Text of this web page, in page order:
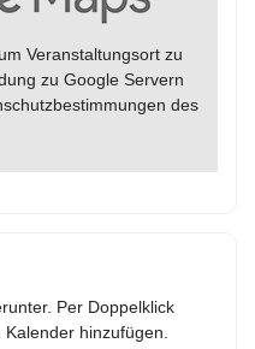
Veranstaltungsort zu
zu Google Servern
des
Per Doppelklick
hinzufügen.